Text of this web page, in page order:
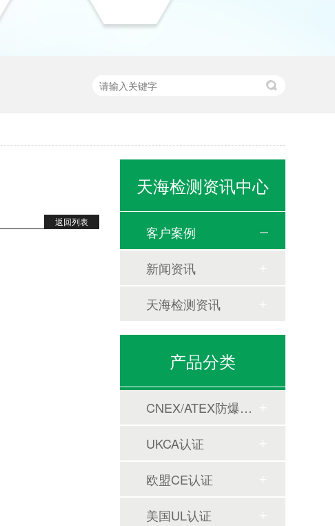
返回列表
天海检测资讯中心
客户案例
新闻资讯
天海检测资讯
产品分类
CNEX/ATEX防爆合格证
UKCA认证
欧盟CE认证
美国UL认证